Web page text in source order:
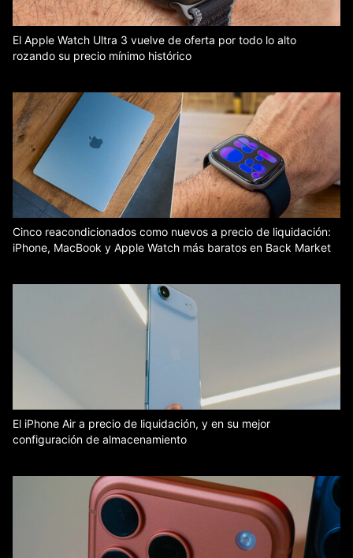
El Apple Watch Ultra 3 vuelve de oferta por todo lo alto
rozando su precio mínimo histórico
Cinco reacondicionados como nuevos a precio de liquidación:
iPhone, MacBook y Apple Watch más baratos en Back Market
El iPhone Air a precio de liquidación, y en su mejor
configuración de almacenamiento